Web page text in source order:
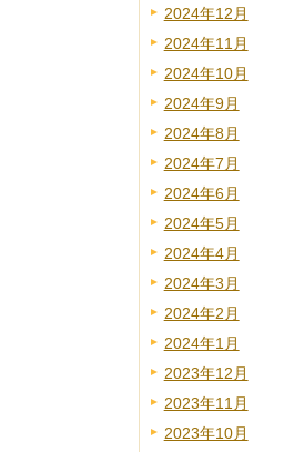
2024年12月
2024年11月
2024年10月
2024年9月
2024年8月
2024年7月
2024年6月
2024年5月
2024年4月
2024年3月
2024年2月
2024年1月
2023年12月
2023年11月
2023年10月